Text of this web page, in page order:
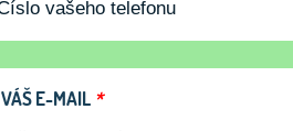
VÁŠ E-MAIL *